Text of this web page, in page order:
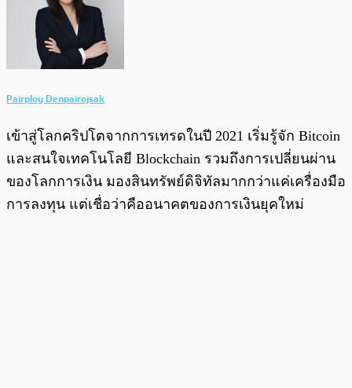
Pairploy Denpairojsak
เข้าสู่โลกคริปโตจากการเทรดในปี 2021 เริ่มรู้จัก Bitcoin
และสนใจเทคโนโลยี Blockchain รวมถึงการเปลี่ยนผ่าน
ของโลกการเงิน มองสินทรัพย์ดิจิทัลมากกว่าแค่เครื่องมือ
การลงทุน แต่เชื่อว่าคืออนาคตของการเงินยุคใหม่